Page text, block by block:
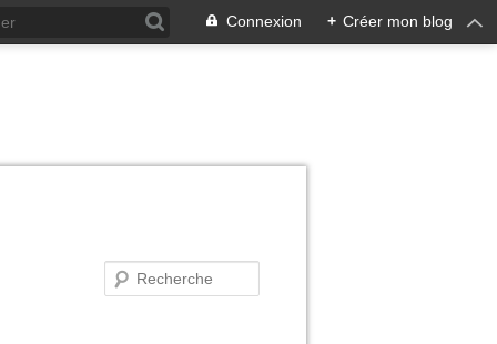
Connexion + Créer mon blog